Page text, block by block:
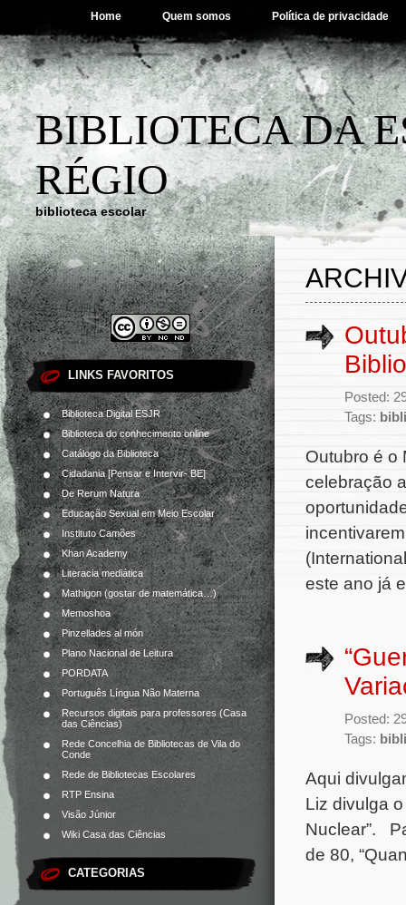
Home Quem somos Política de privacidade
BIBLIOTECA DA
RÉGIO
biblioteca escolar
LINKS FAVORITOS
Biblioteca Digital ESJR
Biblioteca do conhecimento online
Catálogo da Biblioteca
Cidadania [Pensar e Intervir- BE]
De Rerum Natura
Educação Sexual em Meio Escolar
Instituto Camões
Khan Academy
Literacia mediática
Mathigon (gostar de matemática…)
Memoshoa
Pinzellades al món
Plano Nacional de Leitura
PORDATA
Português Língua Não Materna
Recursos digitais para professores (Casa
das Ciências)
Rede Concelhia de Bibliotecas de Vila do
Conde
Rede de Bibliotecas Escolares
RTP Ensina
Visão Júnior
Wiki Casa das Ciências
CATEGORIAS
Posted:
Tags:
Outubro é o
celebração
este ano já
Posted:
Tags:
Aqui
Liz divulga
Nuclear”.
de 80,